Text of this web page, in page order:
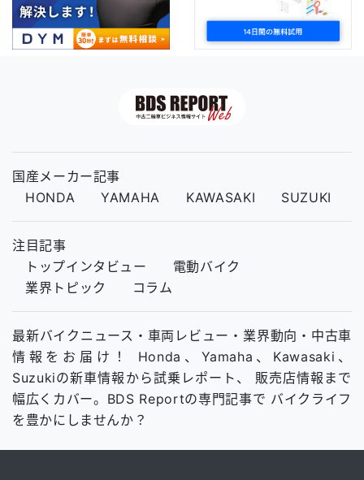
国産メーカー記事
HONDA
YAMAHA KAWASAKI SUZUKI
注目記事
トップインタビュー
電動バイク
業界トピック
コラム
最新バイクニュース・車両レビュー・業界動向・中古車
情報をお届け！ Honda、Yamaha、Kawasaki、
Suzukiの新車情報から試乗レポート、 販売店情報まで
幅広くカバー。BDS Reportの専門記事で バイクライフ
を豊かにしませんか？